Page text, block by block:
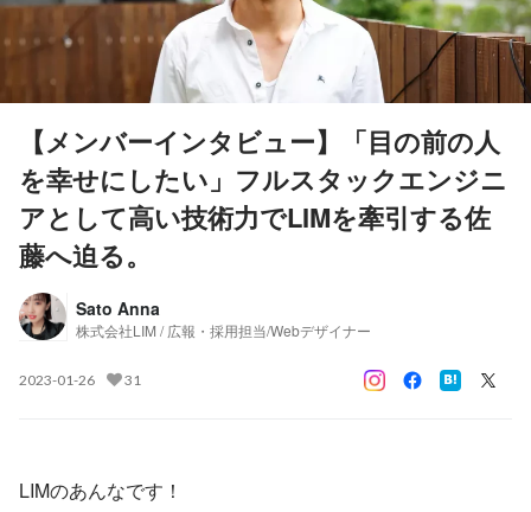
【メンバーインタビュー】「目の前の人
を幸せにしたい」フルスタックエンジニ
アとして高い技術力でLIMを牽引する佐
藤へ迫る。
Sato Anna
株式会社LIM / 広報・採用担当/Webデザイナー
2023-01-26 31
LIMのあんなです！